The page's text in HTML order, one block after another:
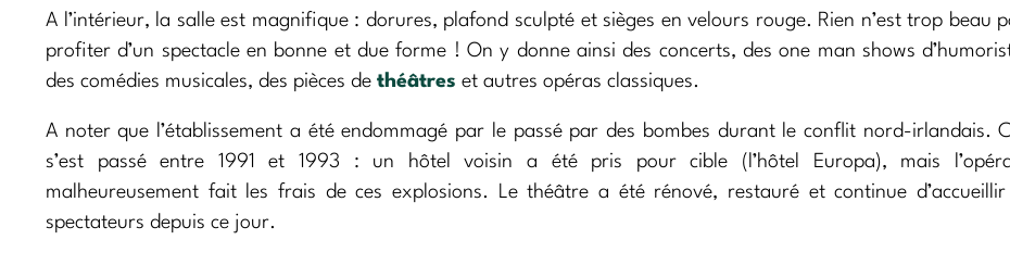
A l’intérieur, la salle est magnifique : dorures, plafond sculpté et sièges en velours rouge. Rien n’est trop beau
profiter d’un spectacle en bonne et due forme ! On y donne ainsi des concerts, des one man shows
des comédies musicales, des pièces de théâtres et autres opéras classiques.
A noter que l’établissement a été endommagé par le passé par des bombes durant le conflit nord-irlandais.
s’est passé entre 1991 et 1993 : un hôtel voisin a été pris pour cible (l’hôtel Europa), mais
malheureusement fait les frais de ces explosions. Le théâtre a été rénové, restauré et continue d’accueillir
spectateurs depuis ce jour.